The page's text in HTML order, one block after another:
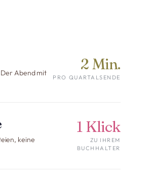
Abend mit
2 Min.
PRO QUARTALSENDE
keine
1 Klick
ZU IHREM
BUCHHALTER